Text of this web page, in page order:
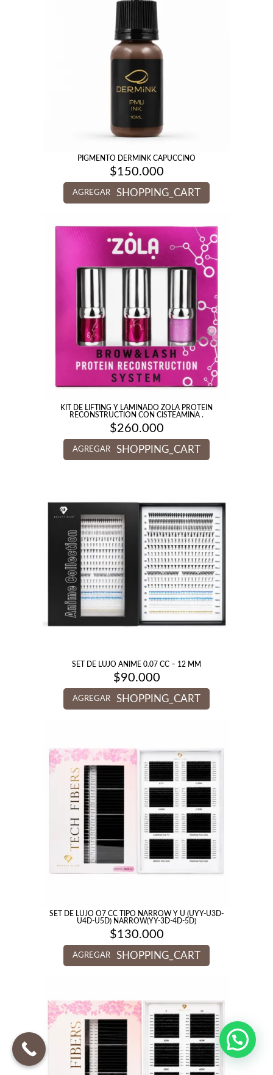
PIGMENTO DERMINK CAPUCCINO
$150.000
AGREGAR SHOPPING_CART
KIT DE LIFTING Y LAMINADO ZOLA PROTEIN
RECONSTRUCTION CON CISTEAMINA .
$260.000
AGREGAR SHOPPING_CART
SET DE LUJO ANIME 0.07 CC – 12 MM
$90.000
AGREGAR SHOPPING_CART
SET DE LUJO O7 CC TIPO NARROW Y U (UYY-U3D-
U4D-U5D) NARROW(YY-3D-4D-5D)
$130.000
AGREGAR SHOPPING_CART